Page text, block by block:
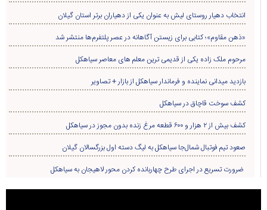
انتخاب دهیار روستای لیش به عنوان یکی از دهیاران برتر استان گیلان
«ذهن مقاوم»؛ کتابی برای زیستن آگاهانه در عصر پلتفرم‌ها منتشر شد
مرحوم ملک زاده یکی از قدیمی ترین معلم های معاصر سیاهکل
بازدید میدانی نماینده و فرماندار سیاهکل از بازار + تصاویر
کشف سوخت قاچاق در سياهکل
کشف بیش از ۲ هزار و ۶۰۰ قطعه مرغ زنده بدون مجوز در سیاهکل
صعود تیم فوتبال شمال‌جا‌ سیاهکل به لیگ دسته اول بزرگسالان گیلان
ضرورت تسریع در اجرای طرح چهاربانده کردن محور لاهیجان به سیاهکل